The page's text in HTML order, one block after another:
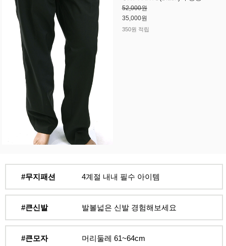
52,000원
35,000원
350원 적립
#무지패션 4계절 내내 필수 아이템
#큰신발 발볼넓은 신발 경험해보세요
#큰모자 머리둘레 61~64cm